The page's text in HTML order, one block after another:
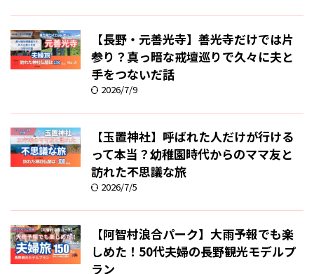
【長野・元善光寺】善光寺だけでは片
参り？真っ暗な戒壇巡りで久々に夫と
手をつないだ話
2026/7/9
【玉置神社】呼ばれた人だけが行ける
って本当？幼稚園時代からのママ友と
訪れた不思議な旅
2026/7/5
【阿智村浪合パーク】大雨予報でも楽
しめた！50代夫婦の長野観光モデルプ
ラン